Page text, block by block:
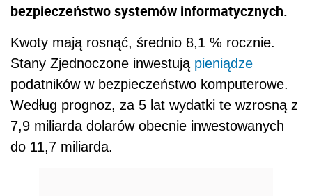
bezpieczeństwo systemów informatycznych.
Kwoty mają rosnąć, średnio 8,1 % rocznie.
Stany Zjednoczone inwestują pieniądze
podatników w bezpieczeństwo komputerowe.
Według prognoz, za 5 lat wydatki te wzrosną z
7,9 miliarda dolarów obecnie inwestowanych
do 11,7 miliarda.